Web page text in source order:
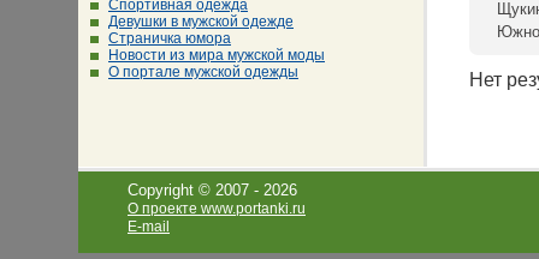
Спортивная одежда
Девушки в мужской одежде
Страничка юмора
Новости из мира мужской моды
О портале мужской одежды
Нет
Copyright © 2007 - 2026
О проекте www.portanki.ru
E-mail